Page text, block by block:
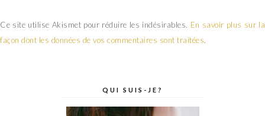
Ce site utilise Akismet pour réduire les indésirables. En savoir plus sur la
façon dont les données de vos commentaires sont traitées.
QUI SUIS-JE?